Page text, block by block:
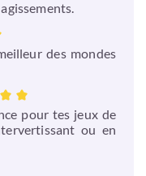
des mondes
pour tes jeux de
ou en